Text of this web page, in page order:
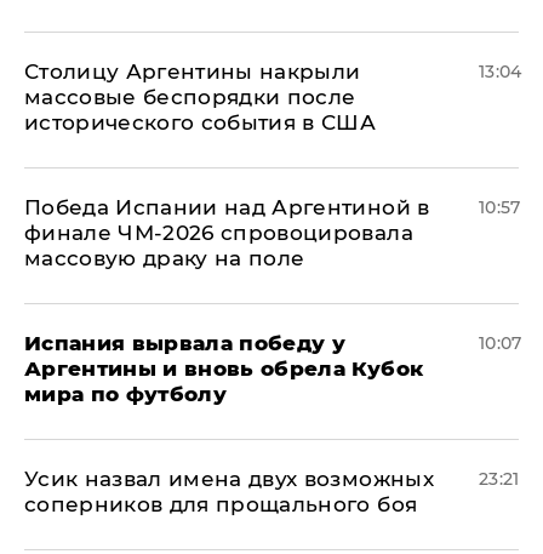
Столицу Аргентины накрыли
массовые беспорядки после
исторического события в США
13:04
Победа Испании над Аргентиной в
финале ЧМ-2026 спровоцировала
массовую драку на поле
10:57
Испания вырвала победу у
Аргентины и вновь обрела Кубок
мира по футболу
10:07
Усик назвал имена двух возможных
соперников для прощального боя
23:21